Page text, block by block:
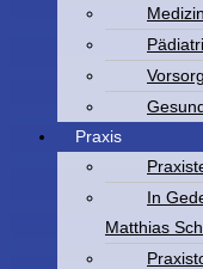
Praxis
In
Matthias